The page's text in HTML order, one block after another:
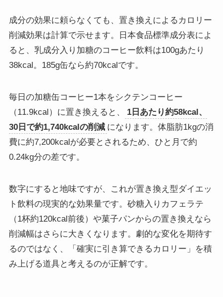
成分の効果に頼らなくても、置き換えによるカロリー
削減効果は計算で示せます。日本食品標準成分表によ
ると、乳成分入り加糖のコーヒー飲料は100gあたり
38kcal。185g缶なら約70kcalです。
毎日の加糖缶コーヒー1本をシクテンコーヒー
（11.9kcal）に置き換えると、
1日あたり約58kcal、
30日で約1,740kcalの削減 になります。体脂肪1kgの消
費に約7,200kcalが必要とされるため、ひと月で約
0.24kg分の差です。
数字にすると地味ですが、これが置き換え型ダイエッ
ト飲料の現実的な効果量です。砂糖入りカフェラテ
（1杯約120kcal前後）や菓子パンからの置き換えなら
削減幅はさらに大きくなります。劇的な変化を期待す
るのではなく、「確実に引き算できるカロリー」を積
み上げる道具と考えるのが正解です。